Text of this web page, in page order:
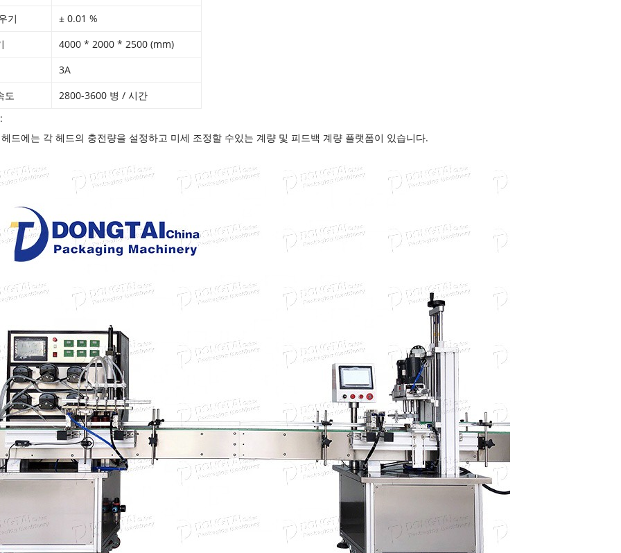
기
± 0.01 %
4000 * 2000 * 2500 (mm)
3A
도
2800-3600 병 / 시간
드에는 각 헤드의 충전량을 설정하고 미세 조정할 수있는 계량 및 피드백 계량 플랫폼이 있습니다.